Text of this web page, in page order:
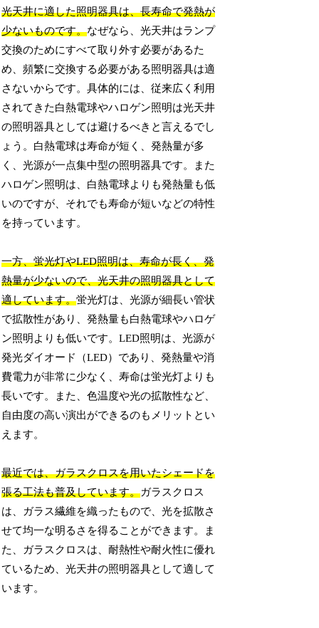
光天井に適した照明器具は、長寿命で発熱が
少ないものです。なぜなら、光天井はランプ
交換のためにすべて取り外す必要があるた
め、頻繁に交換する必要がある照明器具は適
さないからです。具体的には、従来広く利用
されてきた白熱電球やハロゲン照明は光天井
の照明器具としては避けるべきと言えるでし
ょう。白熱電球は寿命が短く、発熱量が多
く、光源が一点集中型の照明器具です。また
ハロゲン照明は、白熱電球よりも発熱量も低
いのですが、それでも寿命が短いなどの特性
を持っています。
一方、蛍光灯やLED照明は、寿命が長く、発
熱量が少ないので、光天井の照明器具として
適しています。蛍光灯は、光源が細長い管状
で拡散性があり、発熱量も白熱電球やハロゲ
ン照明よりも低いです。LED照明は、光源が
発光ダイオード（LED）であり、発熱量や消
費電力が非常に少なく、寿命は蛍光灯よりも
長いです。また、色温度や光の拡散性など、
自由度の高い演出ができるのもメリットとい
えます。
最近では、ガラスクロスを用いたシェードを
張る工法も普及しています。ガラスクロス
は、ガラス繊維を織ったもので、光を拡散さ
せて均一な明るさを得ることができます。ま
た、ガラスクロスは、耐熱性や耐火性に優れ
ているため、光天井の照明器具として適して
います。